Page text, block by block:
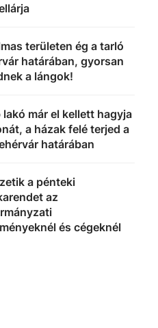
területen ég a tarló
határában, gyorsan
a lángok!
lakó már el kellett hagyja
a házak felé terjed a
határában
a pénteki
az
és cégeknél